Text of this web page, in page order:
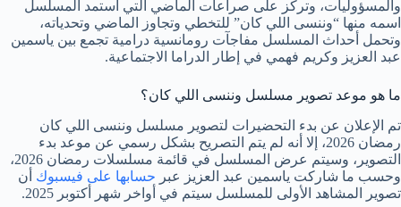
والمسؤوليات، وتركز على صراعات الماضي التي استمد المسلسل
اسمه منها “وننسى اللي كان” للتخطي وتجاوز الماضي وتحدياته،
وتحمل أحداث المسلسل مفاجآت رومانسية درامية تجمع بين ياسمين
عبد العزيز وكريم فهمي في إطار الدراما الاجتماعية.
ما هو موعد تصوير مسلسل وننسى اللي كان؟
تم الإعلان عن بدء التحضيرات لتصوير مسلسل وننسى اللي كان
رمضان 2026، إلا أنه لم يتم التصريح بشكل رسمي عن موعد بدء
التصوير، وسيتم عرض المسلسل في قائمة مسلسلات رمضان 2026،
وحسب ما شاركت ياسمين عبد العزيز عبر حسابها على فيسبوك أن
تصوير المشاهد الأولى للمسلسل سيتم في أواخر شهر أكتوبر 2025.